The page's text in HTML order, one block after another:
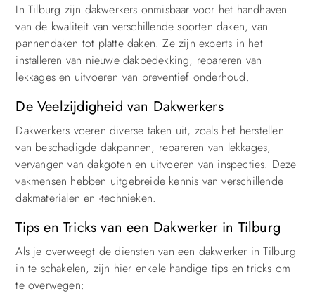
In Tilburg zijn dakwerkers onmisbaar voor het handhaven
van de kwaliteit van verschillende soorten daken, van
pannendaken tot platte daken. Ze zijn experts in het
installeren van nieuwe dakbedekking, repareren van
lekkages en uitvoeren van preventief onderhoud.
De Veelzijdigheid van Dakwerkers
Dakwerkers voeren diverse taken uit, zoals het herstellen
van beschadigde dakpannen, repareren van lekkages,
vervangen van dakgoten en uitvoeren van inspecties. Deze
vakmensen hebben uitgebreide kennis van verschillende
dakmaterialen en -technieken.
Tips en Tricks van een Dakwerker in Tilburg
Als je overweegt de diensten van een dakwerker in Tilburg
in te schakelen, zijn hier enkele handige tips en tricks om
te overwegen: